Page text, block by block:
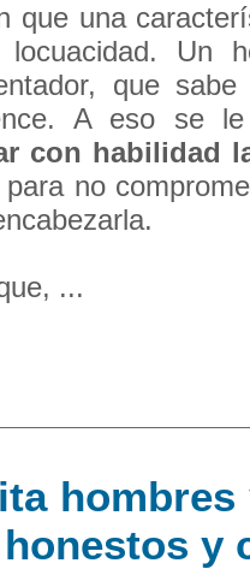
que una
Un
que
A eso se
con habilidad
no
...
y